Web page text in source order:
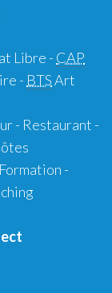
Libre - CAP
- BTSArt
- Restaurant -
Formation -